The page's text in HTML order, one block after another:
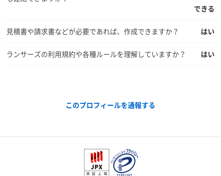
できる
見積書や請求書などが必要であれば、作成できますか？ はい
ランサーズの利用規約や各種ルールを理解していますか？ はい
このプロフィールを通報する